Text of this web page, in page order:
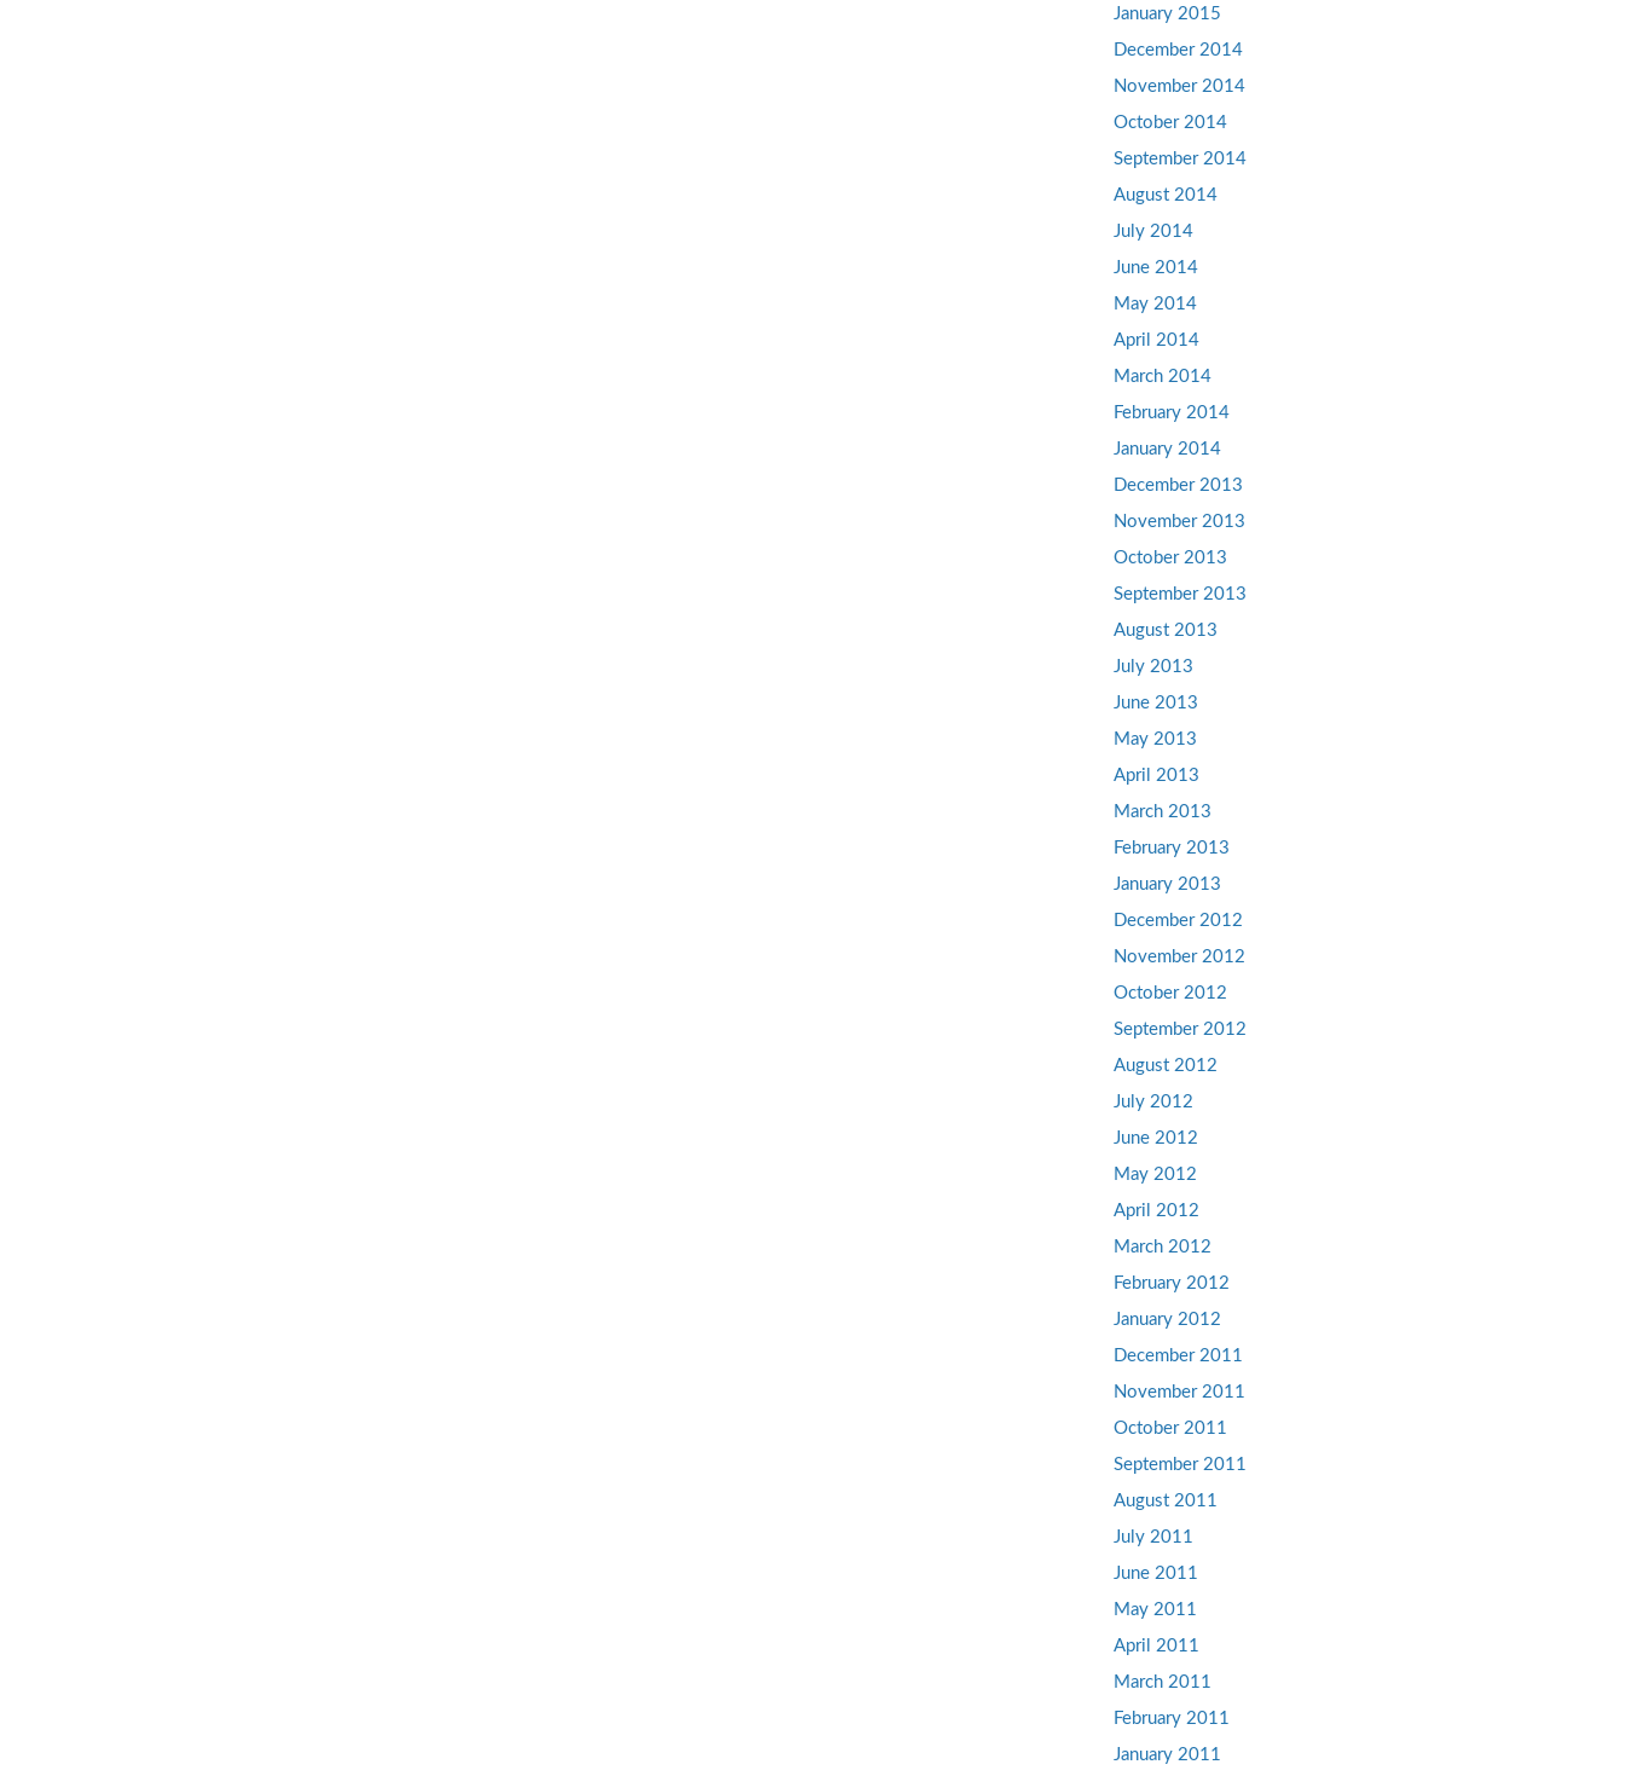
January 2015
December 2014
November 2014
October 2014
September 2014
August 2014
July 2014
June 2014
May 2014
April 2014
March 2014
February 2014
January 2014
December 2013
November 2013
October 2013
September 2013
August 2013
July 2013
June 2013
May 2013
April 2013
March 2013
February 2013
January 2013
December 2012
November 2012
October 2012
September 2012
August 2012
July 2012
June 2012
May 2012
April 2012
March 2012
February 2012
January 2012
December 2011
November 2011
October 2011
September 2011
August 2011
July 2011
June 2011
May 2011
April 2011
March 2011
February 2011
January 2011